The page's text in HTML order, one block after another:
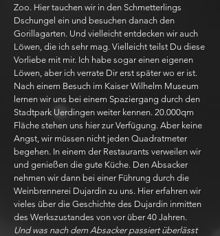
Zoo. Hier tauchen wir in den Schmetterlings
Dschungel ein und besuchen danach den
Gorillagarten. Und vielleicht entdecken wir auch
Löwen, die ich sehr mag. Vielleicht teilst Du diese
Vorliebe mit mir. Ich habe sogar einen eigenen
Löwen, aber ich verrate Dir erst später wo er ist.
Nach einem Besuch im Kaiser Wilhelm Museum
lernen wir uns bei einem Spaziergang durch den
Stadtpark Uerdingen weiter kennen. 20.000qm
Fläche stehen uns hier zur Verfügung. Aber keine
Angst, wir müssen nicht jeden Quadratmeter
begehen. In einem der Restaurants verweilen wir
und genießen die gute Küche. Den Absacker
nehmen wir dann bei einer Führung durch die
Weinbrennerei Dujardin zu uns. Hier erfahren wir
vieles über die Geschichte des Dujardin inmitten
des Werkszustandes von vor über 40 Jahren.
Und was nach dem Absacker passiert überlässt